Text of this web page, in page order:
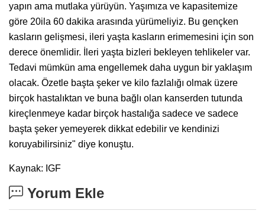
yapın ama mutlaka yürüyün. Yaşımıza ve kapasitemize
göre 20ila 60 dakika arasında yürümeliyiz. Bu gençken
kasların gelişmesi, ileri yaşta kasların erimemesini için son
derece önemlidir. İleri yaşta bizleri bekleyen tehlikeler var.
Tedavi mümkün ama engellemek daha uygun bir yaklaşım
olacak. Özetle başta şeker ve kilo fazlalığı olmak üzere
birçok hastalıktan ve buna bağlı olan kanserden tutunda
kireçlenmeye kadar birçok hastalığa sadece ve sadece
başta şeker yemeyerek dikkat edebilir ve kendinizi
koruyabilirsiniz" diye konuştu.
Kaynak: IGF
Yorum Ekle